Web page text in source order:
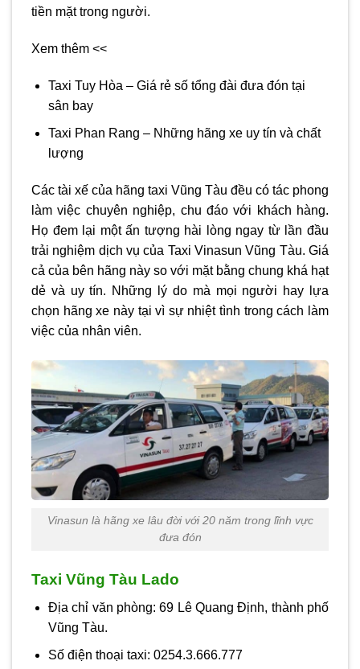
tiền mặt trong người.
Xem thêm <<
Taxi Tuy Hòa – Giá rẻ số tổng đài đưa đón tại
sân bay
Taxi Phan Rang – Những hãng xe uy tín và chất
lượng
Các tài xế của hãng taxi Vũng Tàu đều có tác phong
làm việc chuyên nghiệp, chu đáo với khách hàng.
Họ đem lại một ấn tượng hài lòng ngay từ lần đầu
trải nghiệm dịch vụ của Taxi Vinasun Vũng Tàu. Giá
cả của bên hãng này so với mặt bằng chung khá hạt
dẻ và uy tín. Những lý do mà mọi người hay lựa
chọn hãng xe này tại vì sự nhiệt tình trong cách làm
việc của nhân viên.
Vinasun là hãng xe lâu đời với 20 năm trong lĩnh vực
đưa đón
Taxi Vũng Tàu Lado
Địa chỉ văn phòng: 69 Lê Quang Định, thành phố
Vũng Tàu.
Số điện thoại taxi: 0254.3.666.777